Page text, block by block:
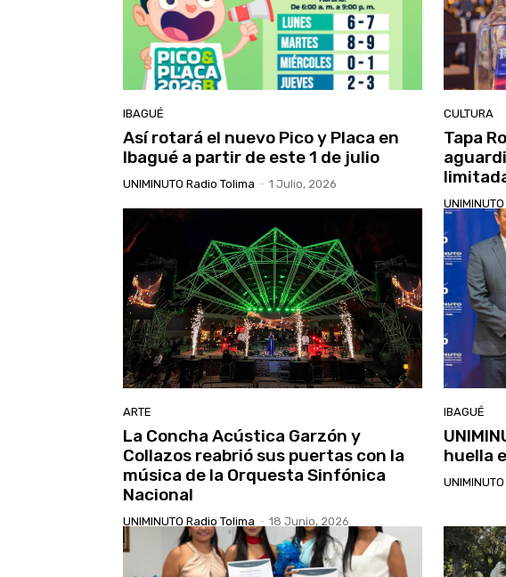
IBAGUÉ
Así rotará el nuevo Pico y Placa en
Ibagué a partir de este 1 de julio
UNIMINUTO Radio Tolima - 1 Julio, 2026
CULTURA
Tapa
ARTE
La Concha Acústica Garzón y
Collazos reabrió sus puertas con la
música de la Orquesta Sinfónica
Nacional
UNIMINUTO Radio Tolima - 18 Junio, 2026
IBAGUÉ
huella